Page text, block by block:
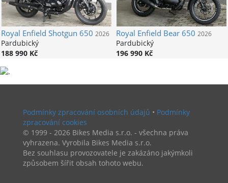
Royal Enfield Shotgun 650 2026
Pardubický
188 990 Kč
Royal Enfield Bear 650 2026
Pardubický
196 990 Kč
Podmínky zpracování osobních údajů • Podmínky
zpracování cookies
© 1999 - 2026 Bikes Media s.r.o. - všechna práva
vyhrazena. Vyrobila Bikes Media s.r.o.
Bez souhlasu provozovatele je zakázáno jakýmkoli
způsobem šířit obsah tohoto webu.